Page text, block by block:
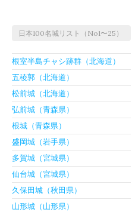
日本100名城リスト（No1〜25）
根室半島チャシ跡群（北海道）
五稜郭（北海道）
松前城（北海道）
弘前城（青森県）
根城（青森県）
盛岡城（岩手県）
多賀城（宮城県）
仙台城（宮城県）
久保田城（秋田県）
山形城（山形県）